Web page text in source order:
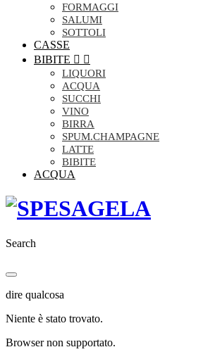
FORMAGGI
SALUMI
SOTTOLI
CASSE
BIBITE  
LIQUORI
ACQUA
SUCCHI
VINO
BIRRA
SPUM.CHAMPAGNE
LATTE
BIBITE
ACQUA
Search
dire qualcosa
Niente è stato trovato.
Browser non supportato.